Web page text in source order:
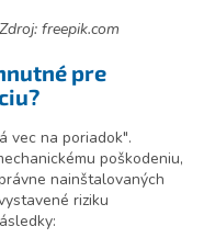
freepik.com
pre
vec na poriadok".
poškodeniu,
nainštalovaných
riziku